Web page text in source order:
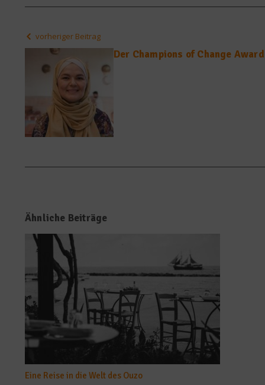
vorheriger Beitrag
Der Champions of Change
Ähnliche Beiträge
Eine Reise in die Welt des Ouzo